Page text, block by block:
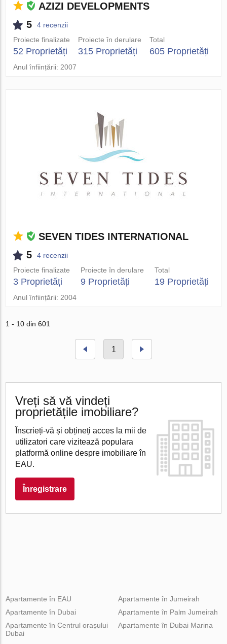
AZIZI DEVELOPMENTS
5
4 recenzii
Proiecte finalizate
52 Proprietăți
Proiecte în derulare
315 Proprietăți
Total
605 Proprietăți
Anul înființării: 2007
SEVEN TIDES INTERNATIONAL
5
4 recenzii
Proiecte finalizate
3 Proprietăți
Proiecte în derulare
9 Proprietăți
Total
19 Proprietăți
Anul înființării: 2004
1 - 10 din 601
1
Vreți să vă vindeți
proprietățile imobiliare?
Înscrieți-vă și obțineți acces la mii de
utilizatori care vizitează populara
platformă online despre imobiliare în
EAU.
Înregistrare
Apartamente în EAU
Apartamente în Dubai
Apartamente în Centrul orașului
Dubai
Apartamente în Jumeirah
Apartamente în Palm Jumeirah
Apartamente în Dubai Marina